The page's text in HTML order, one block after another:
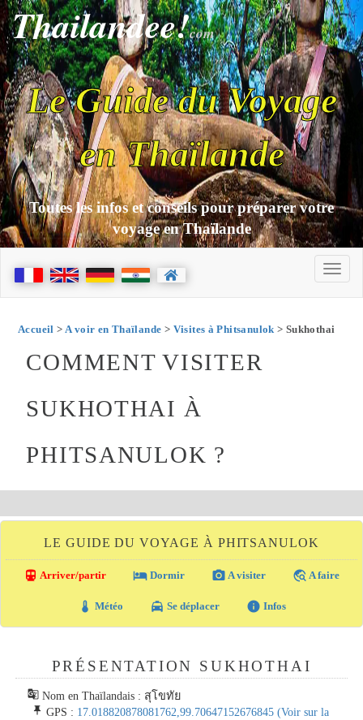
Thailandee!com
Le Guide du Voyage
en Thaïlande
Toutes les infos et conseils pour préparer votre
voyage en Thaïlande
Accueil > A voir en Thaïlande > Visites à Phitsanulok > Sukhothai
COMMENT VISITER
SUKHOTHAI À
PHITSANULOK ?
LE GUIDE DU VOYAGE À PHITSANULOK
directions_transit Arriver/partir local_hotel Dormir photo_camera A visiter travel_explore A faire
thermostat Météo local_taxi Se déplacer info Infos
PRÉSENTATION SUKHOTHAI
g_translate Nom en Thaïlandais : สุโขทัย
push_pin GPS : 17.018820878081762,99.70647152676845 (Voir sur la